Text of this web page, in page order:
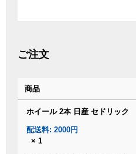
ご注文
商品
ホイール 2本 日産 セドリック
配送料: 2000円
× 1